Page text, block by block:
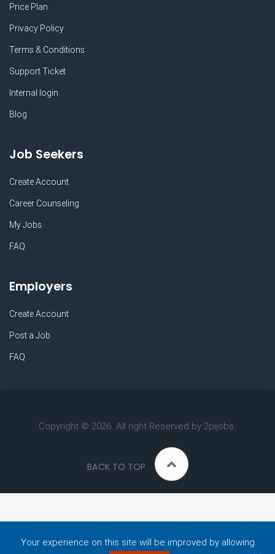
Your experience on this site will be improved by allowing
Price Plan
Privacy Policy
Terms & Conditions
Support Ticket
Internal login
Blog
Job Seekers
Create Account
Career Counseling
My Jobs
FAQ
Employers
Create Account
Post a Job
FAQ
Copyright © 2026. All right Reserved by 2pijobs.
BACK TO TOP
Do you Need Any Help?